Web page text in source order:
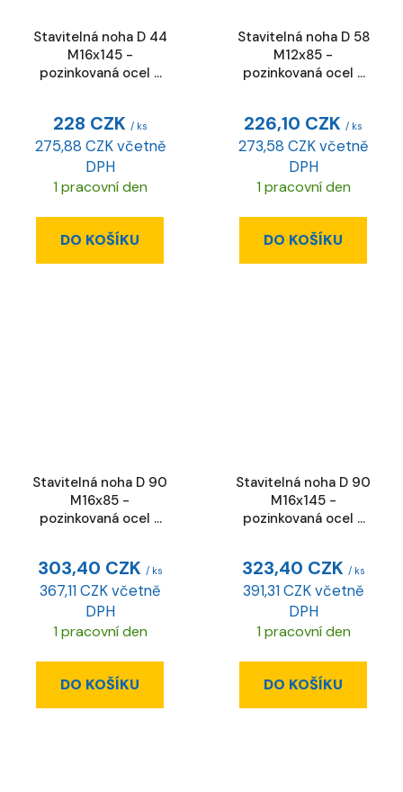
Stavitelná noha D 44
M16x145 -
pozinkovaná ocel -
228 CZK / ks
275,88 CZK včetně
DPH
1 pracovní den
DO KOŠÍKU
Stavitelná noha D 58
M12x85 -
pozinkovaná ocel -
226,10 CZK / ks
273,58 CZK včetně
DPH
1 pracovní den
DO KOŠÍKU
Stavitelná noha D 90
M16x85 -
pozinkovaná ocel -
303,40 CZK / ks
367,11 CZK včetně
DPH
1 pracovní den
DO KOŠÍKU
Stavitelná noha D 90
M16x145 -
pozinkovaná ocel -
323,40 CZK / ks
391,31 CZK včetně
DPH
1 pracovní den
DO KOŠÍKU